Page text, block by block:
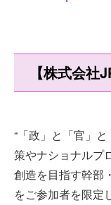
【株式会社
“「政」と「官」
策やナショナルプ
創造を目指す幹部
をご参加者を限定